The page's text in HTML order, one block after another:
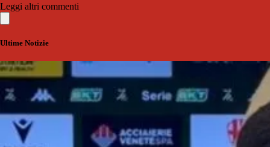
Leggi altri commenti
Ultime Notizie